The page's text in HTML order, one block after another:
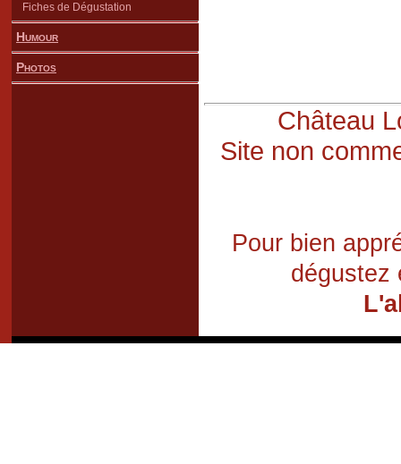
Fiches de Dégustation
Humour
Photos
Château
Site non
Pour bien
dégustez